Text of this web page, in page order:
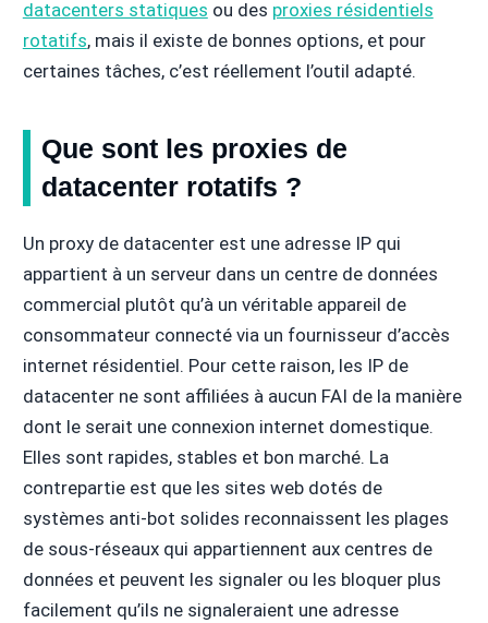
datacenters statiques ou des proxies résidentiels
rotatifs, mais il existe de bonnes options, et pour
certaines tâches, c’est réellement l’outil adapté.
Que sont les proxies de
datacenter rotatifs ?
Un proxy de datacenter est une adresse IP qui
appartient à un serveur dans un centre de données
commercial plutôt qu’à un véritable appareil de
consommateur connecté via un fournisseur d’accès
internet résidentiel. Pour cette raison, les IP de
datacenter ne sont affiliées à aucun FAI de la manière
dont le serait une connexion internet domestique.
Elles sont rapides, stables et bon marché. La
contrepartie est que les sites web dotés de
systèmes anti-bot solides reconnaissent les plages
de sous-réseaux qui appartiennent aux centres de
données et peuvent les signaler ou les bloquer plus
facilement qu’ils ne signaleraient une adresse